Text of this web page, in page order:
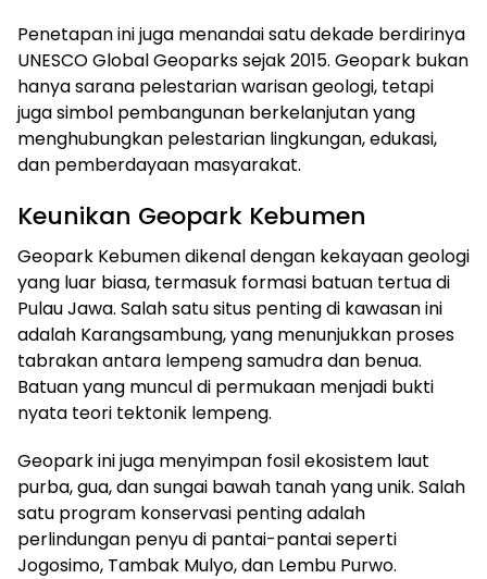
Penetapan ini juga menandai satu dekade berdirinya
UNESCO Global Geoparks sejak 2015. Geopark bukan
hanya sarana pelestarian warisan geologi, tetapi
juga simbol pembangunan berkelanjutan yang
menghubungkan pelestarian lingkungan, edukasi,
dan pemberdayaan masyarakat.
Keunikan Geopark Kebumen
Geopark Kebumen dikenal dengan kekayaan geologi
yang luar biasa, termasuk formasi batuan tertua di
Pulau Jawa. Salah satu situs penting di kawasan ini
adalah Karangsambung, yang menunjukkan proses
tabrakan antara lempeng samudra dan benua.
Batuan yang muncul di permukaan menjadi bukti
nyata teori tektonik lempeng.
Geopark ini juga menyimpan fosil ekosistem laut
purba, gua, dan sungai bawah tanah yang unik. Salah
satu program konservasi penting adalah
perlindungan penyu di pantai-pantai seperti
Jogosimo, Tambak Mulyo, dan Lembu Purwo.